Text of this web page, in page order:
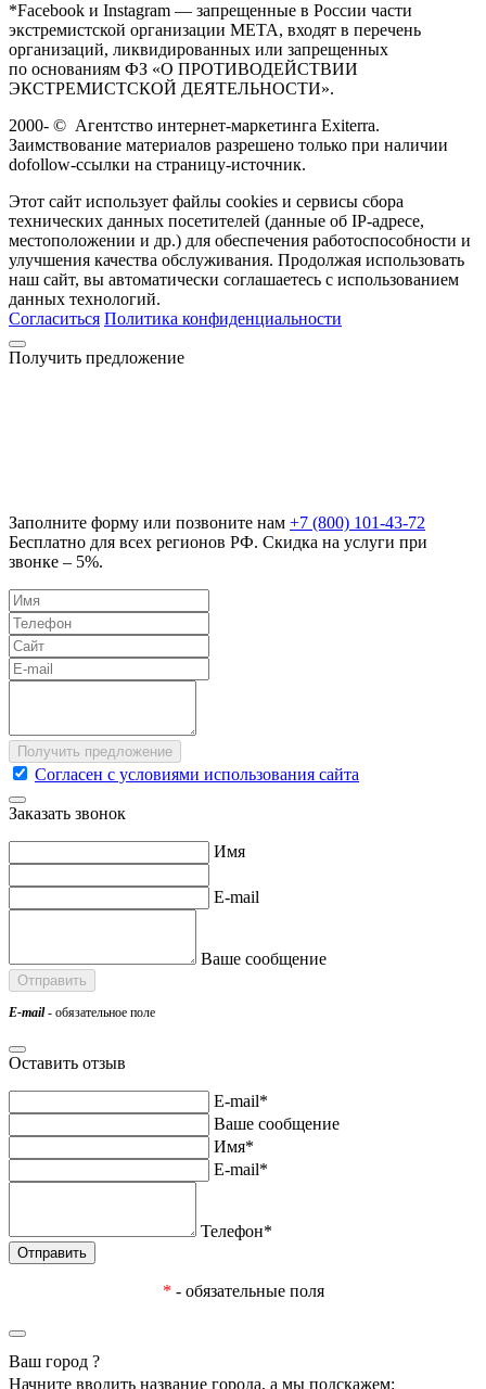
*Facebook и Instagram — запрещенные в России части
экстремистской организации META, входят в перечень
организаций, ликвидированных или запрещенных
по основаниям ФЗ «О ПРОТИВОДЕЙСТВИИ
ЭКСТРЕМИСТСКОЙ ДЕЯТЕЛЬНОСТИ».
2000- © Агентство интернет-маркетинга Exiterra.
Заимствование материалов разрешено только при наличии
dofollow-ссылки на страницу-источник.
Этот сайт использует файлы cookies и сервисы сбора
технических данных посетителей (данные об IP-адресе,
местоположении и др.) для обеспечения работоспособности и
улучшения качества обслуживания. Продолжая использовать
наш сайт, вы автоматически соглашаетесь с использованием
данных технологий.
Согласиться Политика конфиденциальности
Получить предложение
Заполните форму или позвоните нам +7 (800) 101-43-72
Бесплатно для всех регионов РФ. Скидка на услуги при
звонке – 5%.
Согласен с условиями использования сайта
Заказать звонок
Имя
E-mail
Ваше сообщение
E-mail- обязательное поле
Оставить отзыв
E-mail*
Ваше сообщение
Имя*
E-mail*
Телефон*
* - обязательные поля
Ваш город ?
Начните вводить название города, а мы подскажем: